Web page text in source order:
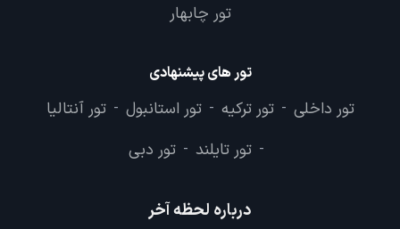
تور چابهار
تور های پیشنهادی
تور داخلی - تور ترکیه - تور استانبول - تور آنتالیا
- تور تایلند - تور دبی
درباره لحظه آخر